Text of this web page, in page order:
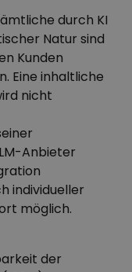
durch KI
Natur sind
Kunden
Eine inhaltliche
nicht
Anbieter
individueller
möglich.
der